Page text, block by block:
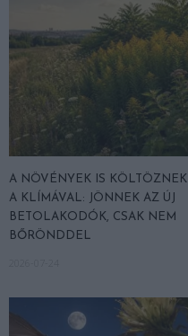
A NÖVÉNYEK IS KÖLTÖZNEK
A KLÍMÁVAL: JÖNNEK AZ ÚJ
BETOLAKODÓK, CSAK NEM
BŐRÖNDDEL